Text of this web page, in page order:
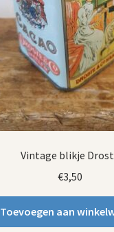
Vintage blikje
€3,50
Toevoegen aan